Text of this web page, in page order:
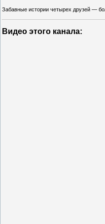
Забавные истории четырех друзей —
Видео этого канала: